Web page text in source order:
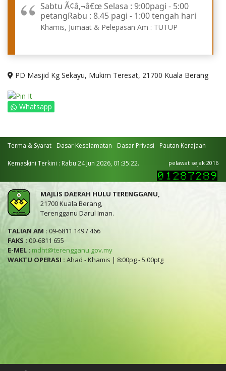
Sabtu Ã¢â‚¬â€œ Selasa : 9:00pagi - 5:00
petangRabu : 8.45 pagi - 1:00 tengah hari
Khamis, Jumaat & Pelepasan Am : TUTUP
PD Masjid Kg Sekayu, Mukim Teresat, 21700 Kuala Berang
Whatsapp
Terma & Syarat Dasar Keselamatan Dasar Privasi Pautan Kerajaan
Kemaskini Terkini : Rabu 24 Jun 2026, 01:35:22. pelawat sejak 2016
MAJLIS DAERAH HULU TERENGGANU,
21700 Kuala Berang,
Terengganu Darul Iman.
TALIAN AM : 09-6811 149 / 466
FAKS : 09-6811 655
E-MEL : mdht@terengganu.gov.my
WAKTU OPERASI : Ahad - Khamis | 8:00pg - 5:00ptg